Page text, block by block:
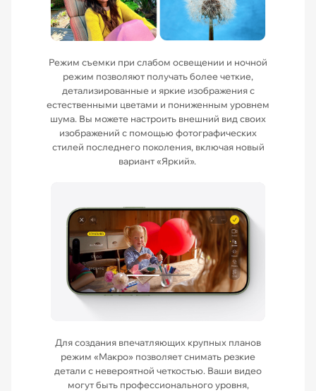
Режим съемки при слабом освещении и ночной
режим позволяют получать более четкие,
детализированные и яркие изображения с
естественными цветами и пониженным уровнем
шума. Вы можете настроить внешний вид своих
изображений с помощью фотографических
стилей последнего поколения, включая новый
вариант «Яркий».
Для создания впечатляющих крупных планов
режим «Макро» позволяет снимать резкие
детали с невероятной четкостью. Ваши видео
могут быть профессионального уровня,